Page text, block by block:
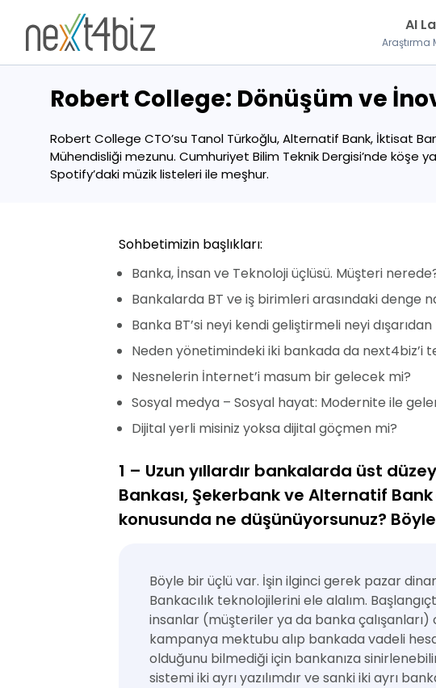
AI
Araştırma
Robert College: Dönüşüm ve
Robert College CTO’su Tanol Türkoğlu, Alternatif Bank, İktisat
Mühendisliği mezunu. Cumhuriyet Bilim Teknik Dergisi’nde köşe
Spotify’daki müzik listeleri ile meşhur.
Sohbetimizin başlıkları:
Banka, İnsan ve Teknoloji üçlüsü. Müşteri
Bankalarda BT ve iş birimleri arasındaki denge
Banka BT’si neyi kendi geliştirmeli neyi
Neden yönetimindeki iki bankada da next4biz’i
Nesnelerin İnternet’i masum bir gelecek mi?
Sosyal medya – Sosyal hayat: Modernite ile
Dijital yerli misiniz yoksa dijital göçmen mi?
1 – Uzun yıllardır bankalarda üst
Bankası, Şekerbank ve Alternatif
konusunda ne düşünüyorsunuz?
Böyle bir üçlü var. İşin ilginci gerek pazar
Bankacılık teknolojilerini ele alalım.
insanlar (müşteriler ya da banka
kampanya mektubu alıp bankada vadeli
olduğunu bilmediği için bankanıza
sistemi iki ayrı yazılımdır ve sanki iki ayrı